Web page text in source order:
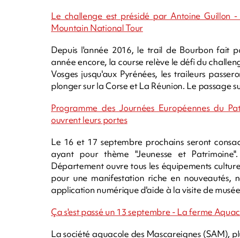
Le challenge est présidé par Antoine Guillon
Mountain National Tour
Depuis l'année 2016, le trail de Bourbon fait
année encore, la course relève le défi du
Vosges jusqu'aux Pyrénées, les traileurs
plonger sur la Corse et La Réunion. Le passage
Programme des Journées Européennes du
ouvrent leurs portes
Le 16 et 17 septembre prochains seront
ayant pour thème "Jeunesse et
Département ouvre tous les équipements
pour une manifestation riche en
application numérique d'aide à la visite de
Ça s'est passé un 13 septembre - La ferme
La société aquacole des Mascareignes (SAM),